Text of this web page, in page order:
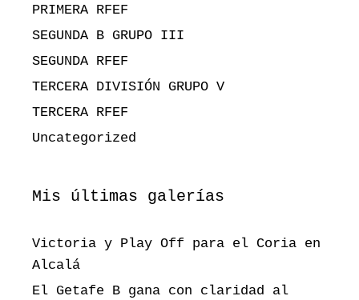
PRIMERA RFEF
SEGUNDA B GRUPO III
SEGUNDA RFEF
TERCERA DIVISIÓN GRUPO V
TERCERA RFEF
Uncategorized
Mis últimas galerías
Victoria y Play Off para el Coria en
Alcalá
El Getafe B gana con claridad al